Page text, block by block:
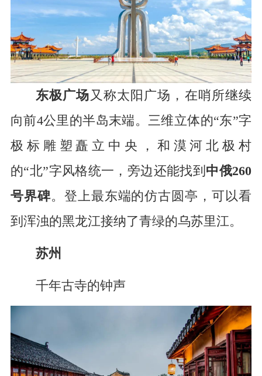
东极广场 又称太阳广场，在哨所继续
向前4公里的半岛末端。三维立体的“东”字
极标雕塑矗立中央，和漠河北极村
的“北”字风格统一，旁边还能找到 中俄260
号界碑。登上最东端的仿古圆亭，可以看
到浑浊的黑龙江接纳了青绿的乌苏里江。
苏州
千年古寺的钟声